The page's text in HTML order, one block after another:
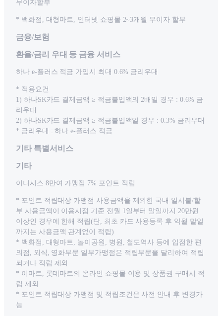
무이자할부
* 백화점, 대형마트, 인터넷 쇼핑몰 2~3개월 무이자 할부
금융/보험
환율/금리 우대 등 금융 서비스
하나 e-플러스 적금 가입시 최대 0.6% 금리우대
* 적용요건
1) 하나SK카드 결제금액 ≥ 적금불입액의 2배일 경우 : 0.6% 금
리우대
2) 하나SK카드 결제금액 ≥ 적금불입액일 경우 : 0.3% 금리우대
* 금리우대 : 하나 e-플러스 적금
기타 특별서비스
기타
이니시스 8만여 가맹점 7% 포인트 적립
* 포인트 적립대상 가맹점 사용금액을 제외한 국내 일시불/할
부 사용금액이 이용시점 기준 전월 1일부터 말일까지 20만원
이상인 경우에 한해 적립(단, 최초 카드 사용등록 후 익월 말일
까지는 사용금액 관계없이 적립)
* 백화점, 대형마트, 놀이공원, 병원, 철도역사 등에 입점한 편
의점, 외식, 영화부문 일부가맹점은 적립부문을 달리하여 적립
되거나 적립 제외
* 이마트, 롯데마트의 온라인 쇼핑몰 이용 및 상품권 구매시 적
립 제외
* 포인트 적립대상 가맹점 및 적립조건은 사전 안내 후 변경가
능